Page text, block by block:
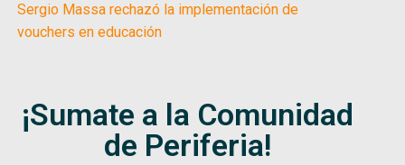
Sergio Massa rechazó la implementación de
vouchers en educación
¡Sumate a la Comunidad
de Periferia!